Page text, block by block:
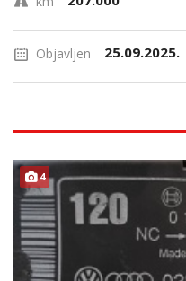
Objavljen 25.09.2025.
4